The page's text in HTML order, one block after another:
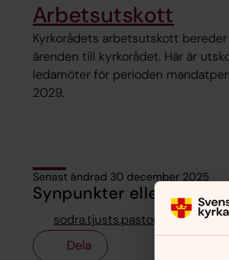
Arbetsutskott
Kyrkorådets arbetsutskott
ärenden till kyrkorådet. Här är
ledamöter för perioden
2029.
Senast ändrad 30 december 2025
Synpunkter eller frågor
Dela